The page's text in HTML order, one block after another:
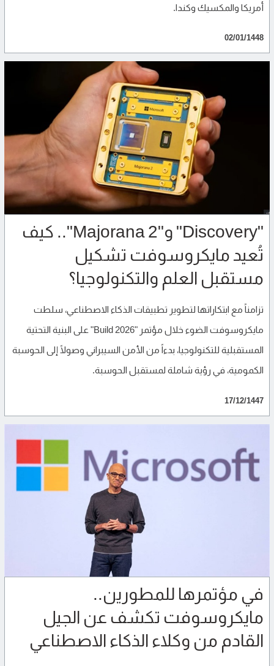
أمريكا والمكسيك وكندا.
02/01/1448
"Discovery" و"Majorana 2".. كيف
تُعيد مايكروسوفت تشكيل
مستقبل العلم والتكنولوجيا؟
تزامناً مع ابتكاراتها لتطوير تطبيقات الذكاء الاصطناعي، سلطت
مايكروسوفت الضوء خلال مؤتمر "Build 2026" على البنية التحتية
المستقبلية للتكنولوجيا، بدءاً من الأمن السيبراني وصولًا إلى الحوسبة
الكمومية، في رؤية شاملة لمستقبل الحوسبة.
17/12/1447
في مؤتمرها للمطورين..
مايكروسوفت تكشف عن الجيل
القادم من وكلاء الذكاء الاصطناعي